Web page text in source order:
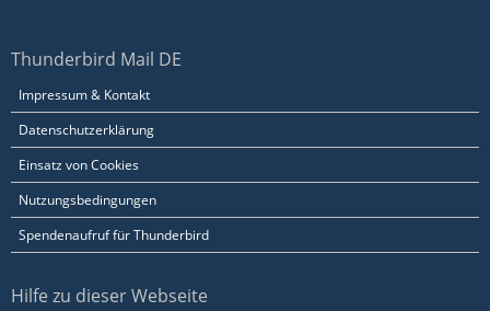
Thunderbird Mail DE
Impressum & Kontakt
Datenschutzerklärung
Einsatz von Cookies
Nutzungsbedingungen
Spendenaufruf für Thunderbird
Hilfe zu dieser Webseite